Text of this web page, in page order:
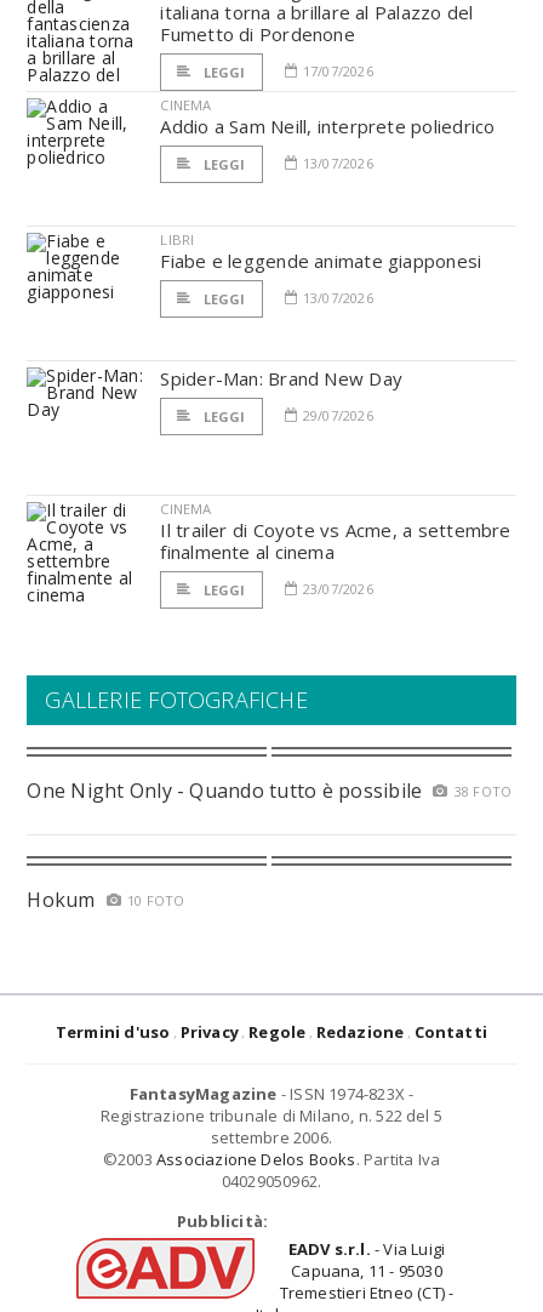
italiana torna a brillare al Palazzo del
Fumetto di Pordenone
LEGGI
17/07/2026
CINEMA
Addio a Sam Neill, interprete poliedrico
LEGGI 13/07/2026
LIBRI
Fiabe e leggende animate giapponesi
LEGGI 13/07/2026
Spider-Man: Brand New Day
LEGGI 29/07/2026
CINEMA
Il trailer di Coyote vs Acme, a settembre
finalmente al cinema
LEGGI 23/07/2026
GALLERIE FOTOGRAFICHE
One Night Only - Quando tutto è possibile 38 FOTO
Hokum 10 FOTO
Termini d'uso Privacy Regole Redazione Contatti
FantasyMagazine - ISSN 1974-823X -
Registrazione tribunale di Milano, n. 522 del 5
settembre 2006.
©2003 Associazione Delos Books. Partita Iva
04029050962.
Pubblicità:
EADV s.r.l. - Via Luigi
Capuana, 11 - 95030
Tremestieri Etneo (CT) -